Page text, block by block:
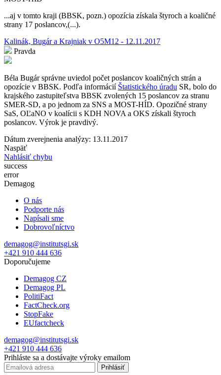
...aj v tomto kraji (BBSK, pozn.) opozícia získala štyroch a koaličné
strany 17 poslancov,(...).
Kalinák, Bugár a Krajniak v O5M12 - 12.11.2017
Pravda
Béla Bugár správne uviedol počet poslancov koaličných strán a
opozície v BBSK. Podľa informácií Štatistického úradu SR, bolo do
krajského zastupiteľstva BBSK zvolených 15 poslancov za stranu
SMER-SD, a po jednom za SNS a MOST-HÍD. Opozičné strany
SaS, OĽaNO v koalícii s KDH NOVA a OKS získali štyroch
poslancov. Výrok je pravdivý.
Dátum zverejnenia analýzy: 13.11.2017
Naspäť
Nahlásiť chybu
success
error
Demagog
O nás
Podporte nás
Napísali sme
Dobrovoľníctvo
demagog@institutsgi.sk
+421 910 444 636
Doporučujeme
Demagog CZ
Demagog PL
PolitiFact
FactCheck.org
StopFake
EUfactcheck
demagog@institutsgi.sk
+421 910 444 636
Prihláste sa a dostávajte výroky emailom
Prihlásiť